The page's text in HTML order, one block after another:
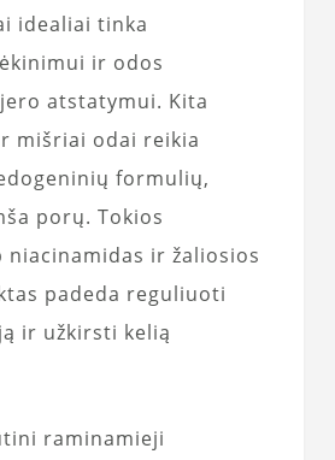
idealiai tinka
ir odos
atstatymui. Kita
mišriai odai reikia
formulių,
porų. Tokios
niacinamidas ir žaliosios
padeda reguliuoti
ir užkirsti kelią
raminamieji